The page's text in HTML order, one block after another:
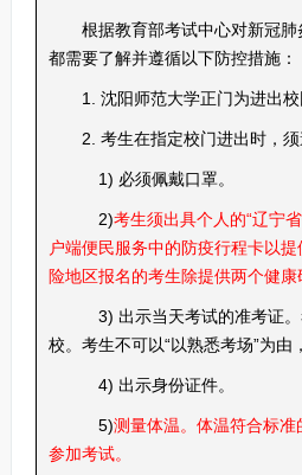
根据教育部考试中心对新冠
都需要了解并遵循以下防控措施：
1. 沈阳师范大学正门为进出
2. 考生在指定校门进出时，须
1) 必须佩戴口罩。
2)考生须出具个人的“辽宁
户端便民服务中的防疫行程卡以
险地区报名的考生除提供两个健
3) 出示当天考试的准考证
校。考生不可以“以熟悉考场”为由
4) 出示身份证件。
5)测量体温。体温符合标
参加考试。